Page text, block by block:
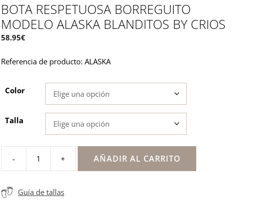
BOTA RESPETUOSA BORREGUITO
MODELO ALASKA BLANDITOS BY CRIOS
58.95€
Referencia de producto: ALASKA
Color
Talla
-
borreguito
modelo
+ AÑADIR AL CARRITO
Guía de tallas